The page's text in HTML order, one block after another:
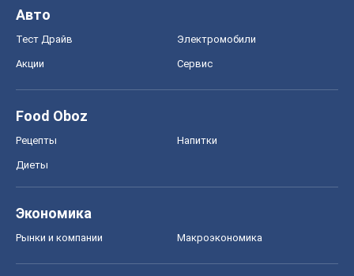
Авто
Тест Драйв Электромобили
Акции Сервис
Food Oboz
Рецепты Напитки
Диеты
Экономика
Рынки и компании Mакроэкономика